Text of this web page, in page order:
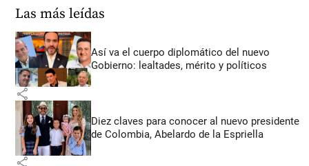
Las más leídas
Así va el cuerpo diplomático del nuevo
Gobierno: lealtades, mérito y políticos
share
Diez claves para conocer al nuevo presidente
de Colombia, Abelardo de la Espriella
share